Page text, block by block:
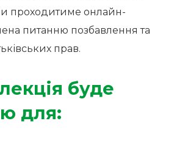
проходитиме онлайн-
питанню позбавлення та
прав.
буде
для: